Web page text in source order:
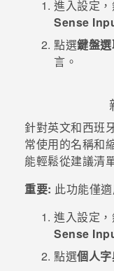
進入設定
Sense
點選鍵盤
言。
針對英文和西班
常使用的名稱和
能輕鬆從建議清
重要: 此功能僅
進入設定
Sense
點選個人